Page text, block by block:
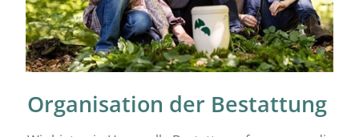
Organisation der Bestattung